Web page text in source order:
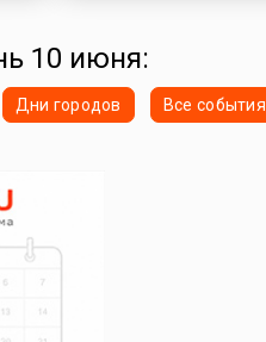
10 июня:
Дни городов Все события